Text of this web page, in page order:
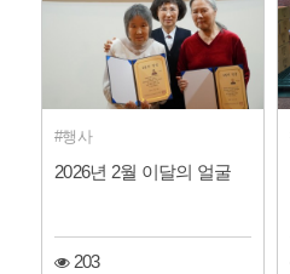
행사
2026년 2월 이달의 얼굴
203